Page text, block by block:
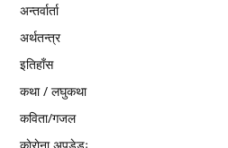
अन्तर्वार्ता
अर्थतन्त्र
इतिहाँस
कथा / लघुकथा
कविता/गजल
काेराेना अपडेडः